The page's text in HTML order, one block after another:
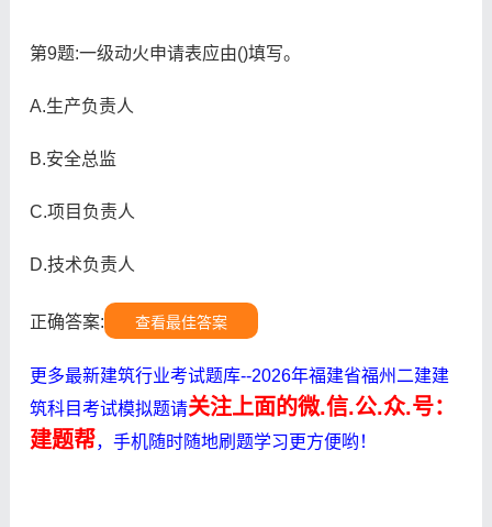
第9题:一级动火申请表应由()填写。
A.生产负责人
B.安全总监
C.项目负责人
D.技术负责人
正确答案: 查看最佳答案
更多最新建筑行业考试题库--2026年福建省福州二建建
筑科目考试模拟题请关注上面的微.信.公.众.号：
建题帮，手机随时随地刷题学习更方便哟！